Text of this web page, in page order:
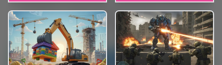
ブラウザですぐに始められる無料タイトルもたくさん。どの
世界に入り込むかは、あなた次第！
1